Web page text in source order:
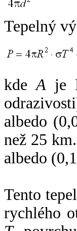
Tepelný
kdeA je
albedo
než 25
albedo
Tento
rychlého